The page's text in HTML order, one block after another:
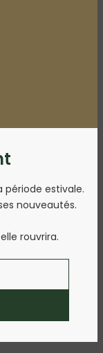
période estivale.
nouveautés.
rouvrira.